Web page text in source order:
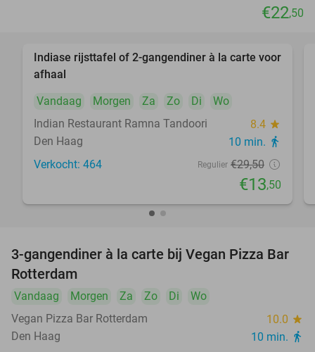
€22,50
54%
Indiase rijsttafel of 2-gangendiner à la carte voor
afhaal
Vandaag
Morgen Za Zo Di
Wo
Indian Restaurant Ramna Tandoori
8.4 star
Den Haag 10 min. directions_walk
Verkocht: 464 Regulier €29,50
€13,50
33%
3-gangendiner à la carte bij Vegan Pizza Bar
Rotterdam
Vandaag Morgen Za Zo Di
Wo
Vegan Pizza Bar Rotterdam
10.0 star
Den Haag 10 min. directions_walk